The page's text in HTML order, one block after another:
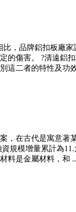
，品牌鋁扣板廠
的傷害。 ?清遠
這二者的特性及功
，在古代是寓意
規模增量累計為
料是金屬材料，和